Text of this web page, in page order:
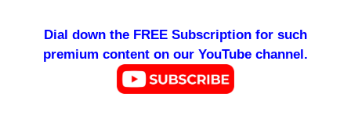
Dial down the FREE Subscription for such
premium content on our YouTube channel.